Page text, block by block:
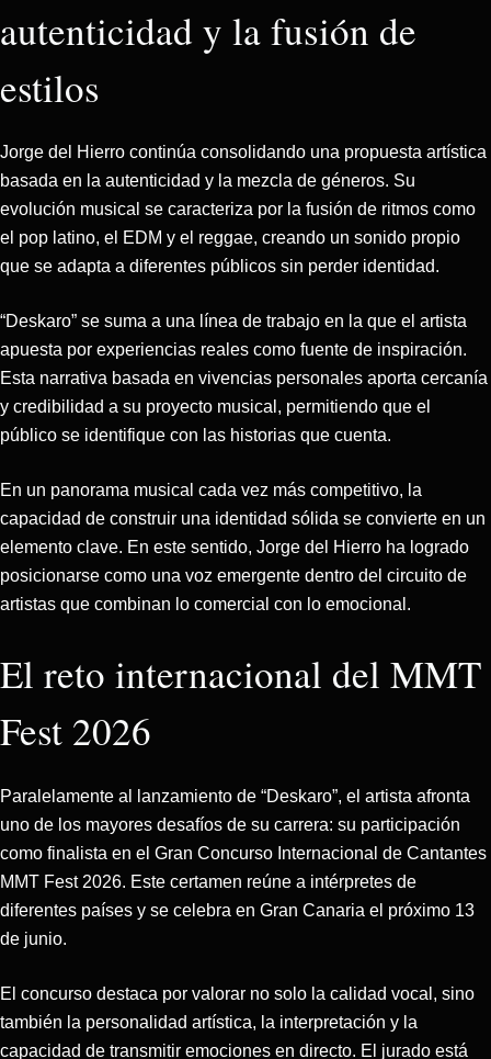
autenticidad y la fusión de
estilos
Jorge del Hierro continúa consolidando una propuesta artística
basada en la autenticidad y la mezcla de géneros. Su
evolución musical se caracteriza por la fusión de ritmos como
el pop latino, el EDM y el reggae, creando un sonido propio
que se adapta a diferentes públicos sin perder identidad.
“Deskaro” se suma a una línea de trabajo en la que el artista
apuesta por experiencias reales como fuente de inspiración.
Esta narrativa basada en vivencias personales aporta cercanía
y credibilidad a su proyecto musical, permitiendo que el
público se identifique con las historias que cuenta.
En un panorama musical cada vez más competitivo, la
capacidad de construir una identidad sólida se convierte en un
elemento clave. En este sentido, Jorge del Hierro ha logrado
posicionarse como una voz emergente dentro del circuito de
artistas que combinan lo comercial con lo emocional.
El reto internacional del MMT
Fest 2026
Paralelamente al lanzamiento de “Deskaro”, el artista afronta
uno de los mayores desafíos de su carrera: su participación
como finalista en el Gran Concurso Internacional de Cantantes
MMT Fest 2026. Este certamen reúne a intérpretes de
diferentes países y se celebra en Gran Canaria el próximo 13
de junio.
El concurso destaca por valorar no solo la calidad vocal, sino
también la personalidad artística, la interpretación y la
capacidad de transmitir emociones en directo. El jurado está